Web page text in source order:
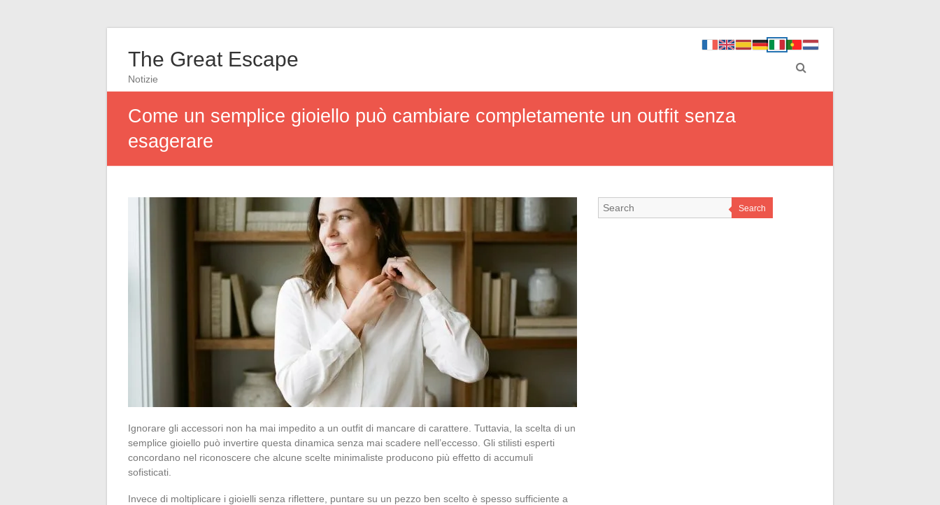
The Great Escape
Notizie
Come un semplice gioiello può cambiare completamente un outfit senza
esagerare
Ignorare gli accessori non ha mai impedito a un outfit di mancare di carattere. Tuttavia, la scelta di un
semplice gioiello può invertire questa dinamica senza mai scadere nell’eccesso. Gli stilisti esperti
concordano nel riconoscere che alcune scelte minimaliste producono più effetto di accumuli
sofisticati.
Invece di moltiplicare i gioielli senza riflettere, puntare su un pezzo ben scelto è spesso sufficiente a
Search